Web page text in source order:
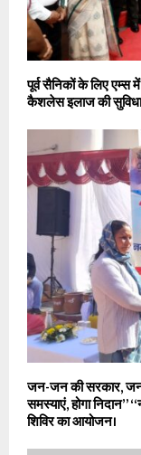
पूर्व सैनिकों के लिए
कैशलेस इलाज की
जन-जन की सरकार, जन-
समस्याएं, होगा
शिविर का आयोजन।